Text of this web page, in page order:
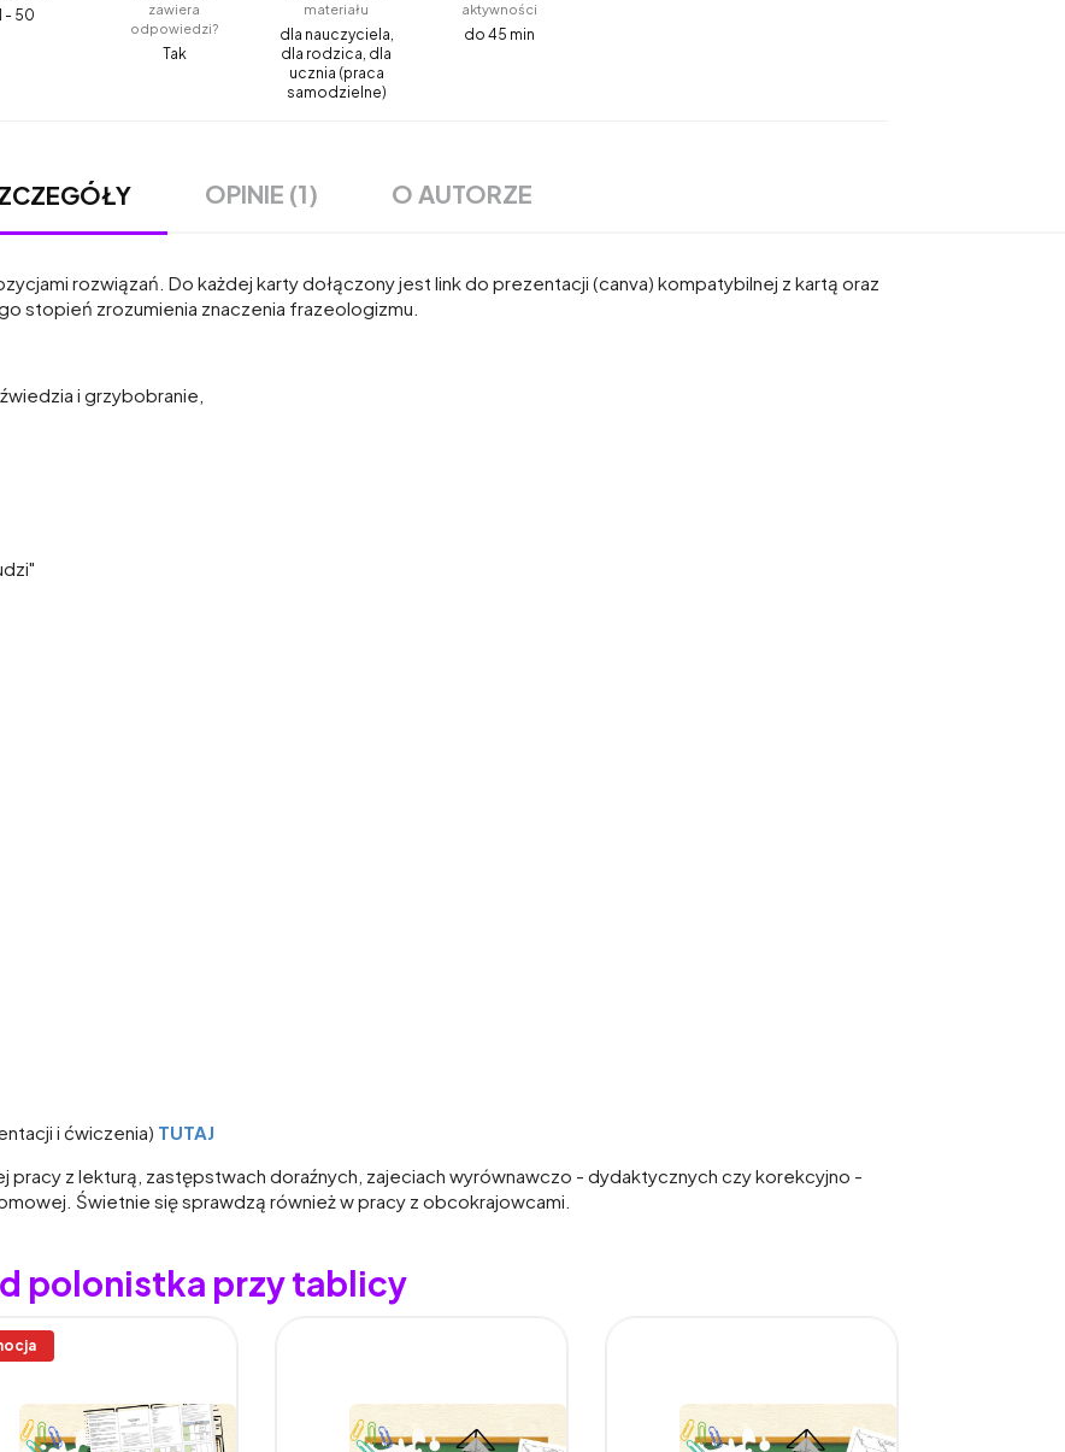
- 50
zawiera
odpowiedzi?
Tak
materiału
dla nauczyciela,
dla rodzica, dla
ucznia (praca
samodzielne)
aktywności
do 45 min
OPINIE (1) O AUTORZE
rozwiązań. Do każdej karty dołączony jest link do prezentacji (canva) kompatybilnej z kartą oraz
stopień zrozumienia znaczenia frazeologizmu.
i grzybobranie,
i ćwiczenia) TUTAJ
pracy z lekturą, zastępstwach doraźnych, zajeciach wyrównawczo - dydaktycznych czy korekcyjno -
Świetnie się sprawdzą również w pracy z obcokrajowcami.
polonistka przy tablicy